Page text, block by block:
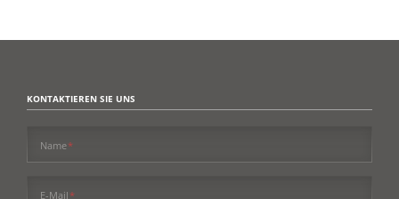
KONTAKTIEREN SIE UNS
Pflichtfeld
Name*
Pflichtfeld
E-Mail*